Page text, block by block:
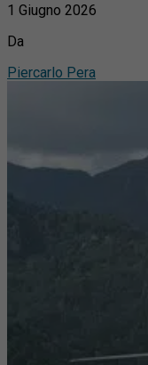
1 Giugno 2026
Da
Piercarlo Pera